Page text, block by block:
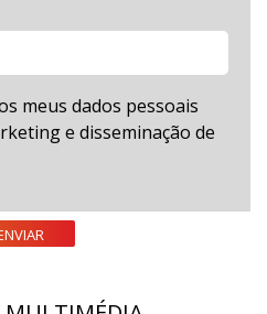
meus dados pessoais
e disseminação de